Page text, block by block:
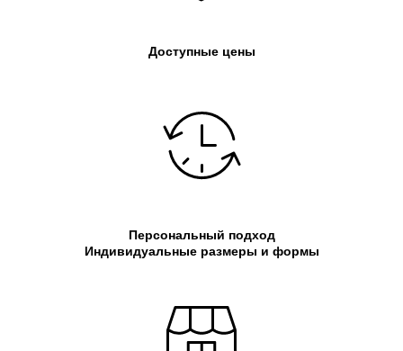
Доступные цены
Персональный подход
Индивидуальные размеры и формы